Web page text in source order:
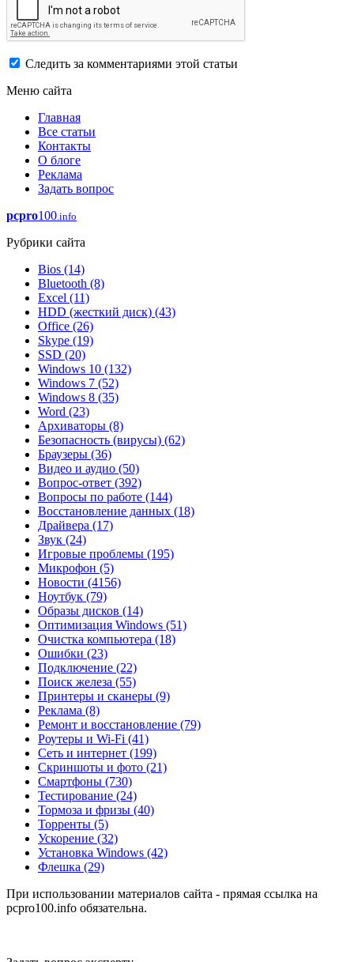
Следить за комментариями этой статьи
Меню сайта
Главная
Все статьи
Контакты
О блоге
Реклама
Задать вопрос
pcpro100.info
Рубрики сайта
Bios (14)
Bluetooth (8)
Excel (11)
HDD (жесткий диск) (43)
Office (26)
Skype (19)
SSD (20)
Windows 10 (132)
Windows 7 (52)
Windows 8 (35)
Word (23)
Архиваторы (8)
Безопасность (вирусы) (62)
Браузеры (36)
Видео и аудио (50)
Вопрос-ответ (392)
Вопросы по работе (144)
Восстановление данных (18)
Драйвера (17)
Звук (24)
Игровые проблемы (195)
Микрофон (5)
Новости (4156)
Ноутбук (79)
Образы дисков (14)
Оптимизация Windows (51)
Очистка компьютера (18)
Ошибки (23)
Подключение (22)
Поиск железа (55)
Принтеры и сканеры (9)
Реклама (8)
Ремонт и восстановление (79)
Роутеры и Wi-Fi (41)
Сеть и интернет (199)
Скриншоты и фото (21)
Смартфоны (730)
Тестирование (24)
Тормоза и фризы (40)
Торренты (5)
Ускорение (32)
Установка Windows (42)
Флешка (29)
При использовании материалов сайта - прямая ссылка на
pcpro100.info обязательна.